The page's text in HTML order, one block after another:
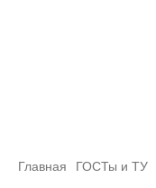
Главная ГОСТы и ТУ